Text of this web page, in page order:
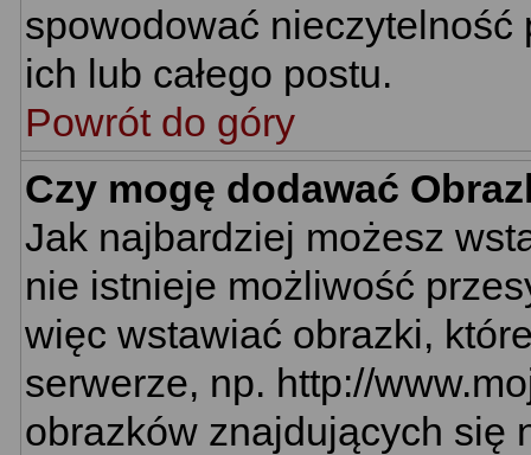
spowodować
ich lub całego postu.
Powrót do góry
Czy mogę dodawać
Jak najbardziej możesz
nie istnieje możliwość
więc wstawiać obrazki,
serwerze, np. http://
obrazków znajdujących się